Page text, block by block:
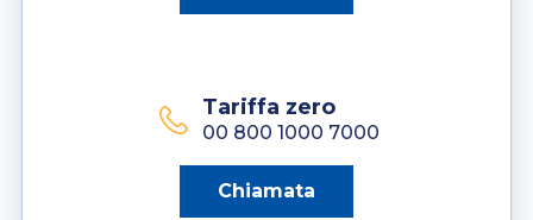
Tariffa zero
00 800 1000 7000
Chiamata